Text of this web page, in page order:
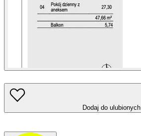
Dodaj do ulubionych